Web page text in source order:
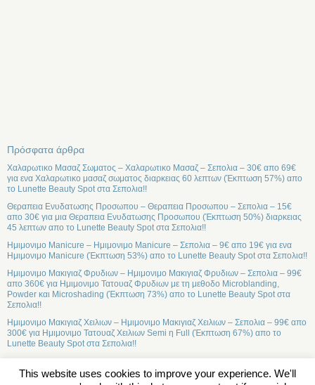
This website uses cookies to improve your experience. We'll
Πρόσφατα άρθρα
Χαλαρωτικο Μασαζ Σωματος – Χαλαρωτικο Μασαζ – Σεπολια – 30€ απο 69€
για ενα Χαλαρωτικο μασαζ σωματος διαρκειας 60 λεπτων (Έκπτωση 57%) απο
το Lunette Beauty Spot στα Σεπολια!!
Θεραπεια Ενυδατωσης Προσωπου – Θεραπεια Προσωπου – Σεπολια – 15€
απο 30€ για μια Θεραπεια Ενυδατωσης Προσωπου (Έκπτωση 50%) διαρκειας
45 λεπτων απο το Lunette Beauty Spot στα Σεπολια!!
Ημιμονιμο Manicure – Ημιμονιμο Manicure – Σεπολια – 9€ απο 19€ για ενα
Ημιμονιμο Manicure (Έκπτωση 53%) απο το Lunette Beauty Spot στα Σεπολια!!
Ημιμονιμο Μακιγιαζ Φρυδιων – Ημιμονιμο Μακιγιαζ Φρυδιων – Σεπολια – 99€
απο 360€ για Ημιμονιμο Τατουαζ Φρυδιων με τη μεθοδο Microblanding,
Powder και Microshading (Έκπτωση 73%) απο το Lunette Beauty Spot στα
Σεπολια!!
Ημιμονιμο Μακιγιαζ Χειλιων – Ημιμονιμο Μακιγιαζ Χειλιων – Σεπολια – 99€ απο
300€ για Ημιμονιμο Τατουαζ Χειλιων Semi η Full (Έκπτωση 67%) απο το
Lunette Beauty Spot στα Σεπολια!!